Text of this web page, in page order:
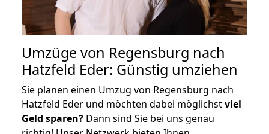
Umzüge von Regensburg nach
Hatzfeld Eder: Günstig umziehen
Sie planen einen Umzug von Regensburg nach
Hatzfeld Eder und möchten dabei möglichstviel
Geld sparen? Dann sind Sie bei uns genau